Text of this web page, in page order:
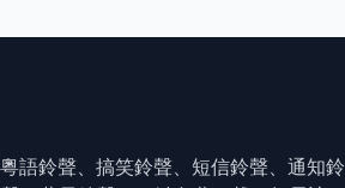
語鈴聲、搞笑鈴聲、短信鈴聲、通知鈴